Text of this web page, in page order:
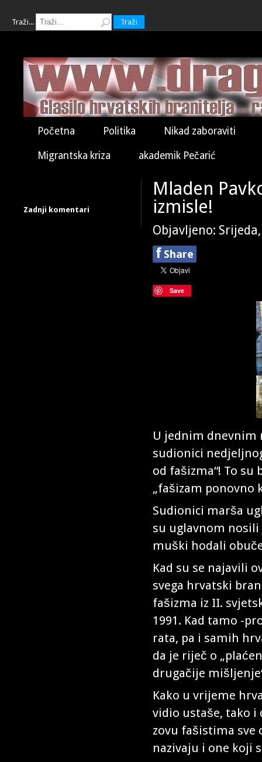
Traži... Traži
Početna Politika Nikad zaboraviti
Migrantska kriza akademik Pečarić
Zadnji komentari
Mladen
izmisle!
Objavljeno:
f Share
Save
U jednim dnevnim
sudionici
od fašizma“! To su
„fašizam ponovno
Sudionici marša
su uglavnom nosili
muški hodali
Kad su se najavili
svega hrvatski
fašizma iz II.
1991. Kad tamo -
rata, pa i samih
da je riječ o
drugačije
Kako u vrijeme
vidio ustaše, tako i
zovu fašistima sve
nazivaju i one koji